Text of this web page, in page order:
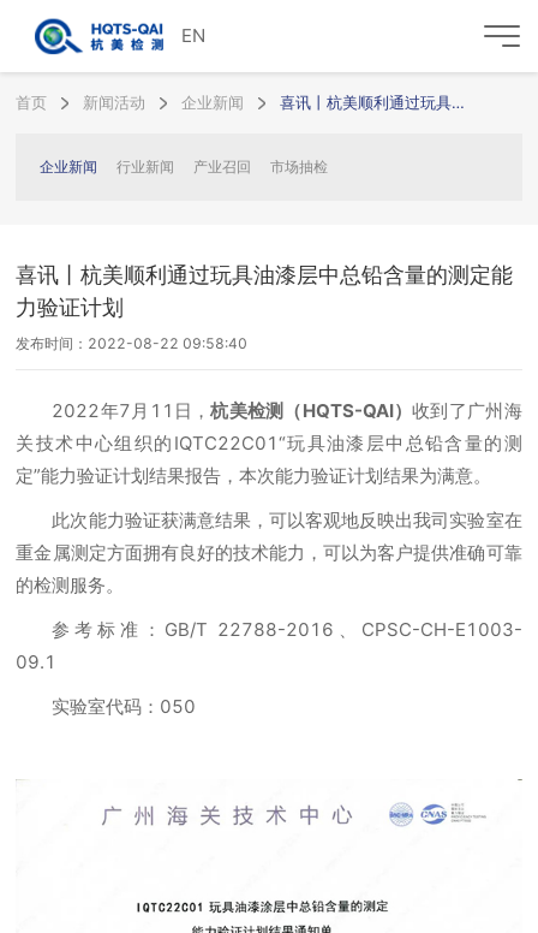
EN
首页 新闻活动 企业新闻 喜讯丨杭美顺利通过玩具油漆层中总铅含量的测定能力验证计划
企业新闻 行业新闻 产业召回 市场抽检
喜讯丨杭美顺利通过玩具油漆层中总铅含量的测定能
力验证计划
发布时间：2022-08-22 09:58:40
2022年7月11日，杭美检测（HQTS-QAI）收到了广州海
关技术中心组织的IQTC22C01“玩具油漆层中总铅含量的测
定”能力验证计划结果报告，本次能力验证计划结果为满意。
此次能力验证获满意结果，可以客观地反映出我司实验室在
重金属测定方面拥有良好的技术能力，可以为客户提供准确可靠
的检测服务。
参考标准：GB/T 22788-2016、CPSC-CH-E1003-
09.1
实验室代码：050